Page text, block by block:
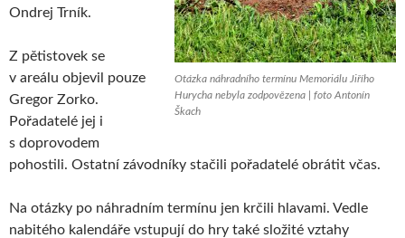
Otázka náhradního termínu Memoriálu Jiřího
Hurycha nebyla zodpovězena | foto Antonín
Škach
Ondrej Trník.
Z pětistovek se
v areálu objevil pouze
Gregor Zorko.
Pořadatelé jej i
s doprovodem
pohostili. Ostatní závodníky stačili pořadatelé obrátit včas.
Na otázky po náhradním termínu jen krčili hlavami. Vedle
nabitého kalendáře vstupují do hry také složité vztahy